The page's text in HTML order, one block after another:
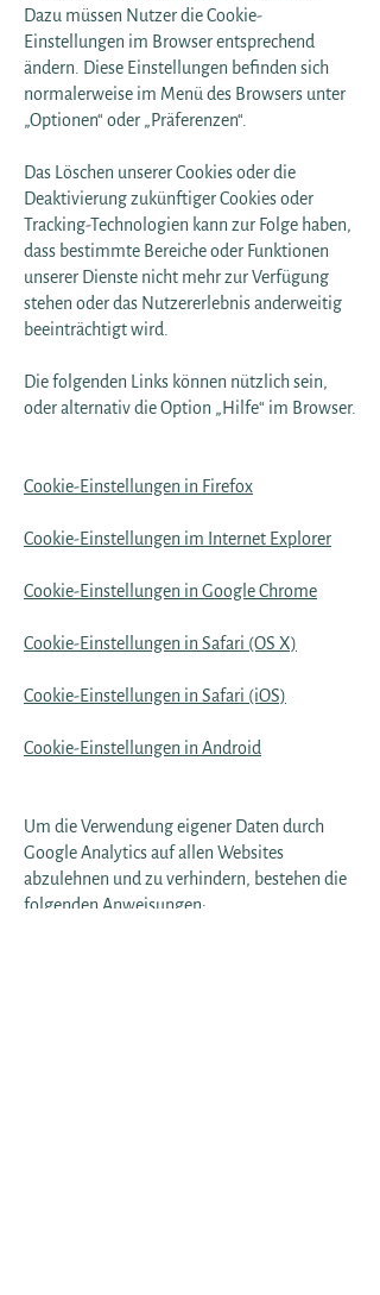
Dazu müssen Nutzer die Cookie-
Einstellungen im Browser entsprechend
ändern. Diese Einstellungen befinden sich
normalerweise im Menü des Browsers unter
„Optionen“ oder „Präferenzen“.
Das Löschen unserer Cookies oder die
Deaktivierung zukünftiger Cookies oder
Tracking-Technologien kann zur Folge haben,
dass bestimmte Bereiche oder Funktionen
unserer Dienste nicht mehr zur Verfügung
stehen oder das Nutzererlebnis anderweitig
beeinträchtigt wird.
Die folgenden Links können nützlich sein,
oder alternativ die Option „Hilfe“ im Browser.
Cookie-Einstellungen in Firefox
Cookie-Einstellungen im Internet Explorer
Cookie-Einstellungen in Google Chrome
Cookie-Einstellungen in Safari (OS X)
Cookie-Einstellungen in Safari (iOS)
Cookie-Einstellungen in Android
Um die Verwendung eigener Daten durch
Google Analytics auf allen Websites
abzulehnen und zu verhindern, bestehen die
folgenden Anweisungen: